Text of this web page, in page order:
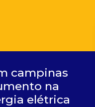
campinas
na
elétrica